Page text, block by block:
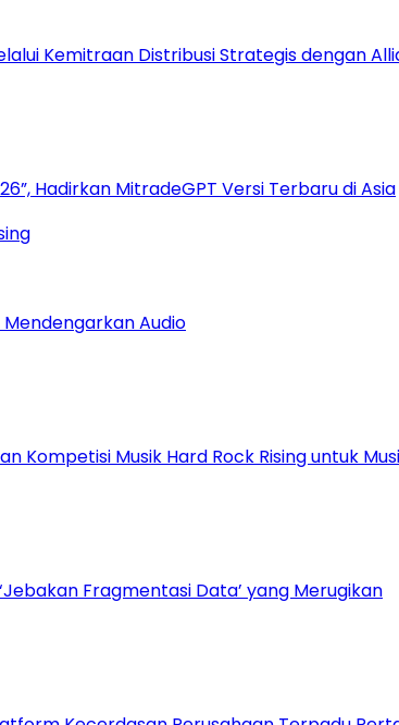
Kemitraan Distribusi Strategis dengan
Hadirkan MitradeGPT Versi Terbaru di Asia
Mendengarkan Audio
Kompetisi Musik Hard Rock Rising untuk
Fragmentasi Data’ yang Merugikan